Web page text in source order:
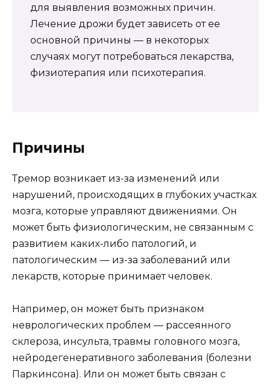
для выявления возможных причин.
Лечение дрожи будет зависеть от ее
основной причины — в некоторых
случаях могут потребоваться лекарства,
физиотерапия или психотерапия.
Причины
Тремор возникает из-за изменений или
нарушений, происходящих в глубоких участках
мозга, которые управляют движениями. Он
может быть физиологическим, не связанным с
развитием каких-либо патологий, и
патологическим — из-за заболеваний или
лекарств, которые принимает человек.
Например, он может быть признаком
неврологических проблем — рассеянного
склероза, инсульта, травмы головного мозга,
нейродегенеративного заболевания (болезни
Паркинсона). Или он может быть связан с